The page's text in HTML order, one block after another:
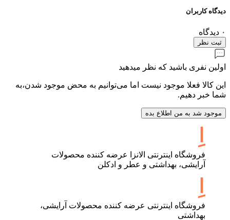
دیدگاه کاربران
۰ دیدگاه
ثبت نظر
اولین نفری باشید که نظر میدهید
این کالا فعلا موجود نیست اما می‌توانیم به محض موجود شدن،به
شما خبر دهیم.
موجود شد به من اطلاع بده
فروشگاه اینترنتی الانزا عرضه کننده محصولات
آرایشی، بهداشتی و عطر و ادکلن
فروشگاه اینترنتی عرضه کننده محصولات آرایشی،
بهداشتی